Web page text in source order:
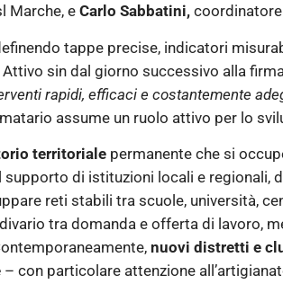
Marche, e Carlo Sabbatini,
tappe precise, indicatori
sin dal giorno successivo alla
rapidi, efficaci e costantemente
assume un ruolo attivo per lo
territoriale permanente che si
di istituzioni locali e
reti stabili tra scuole, università,
tra domanda e offerta di lavoro,
nuovi distretti e
– con particolare attenzione